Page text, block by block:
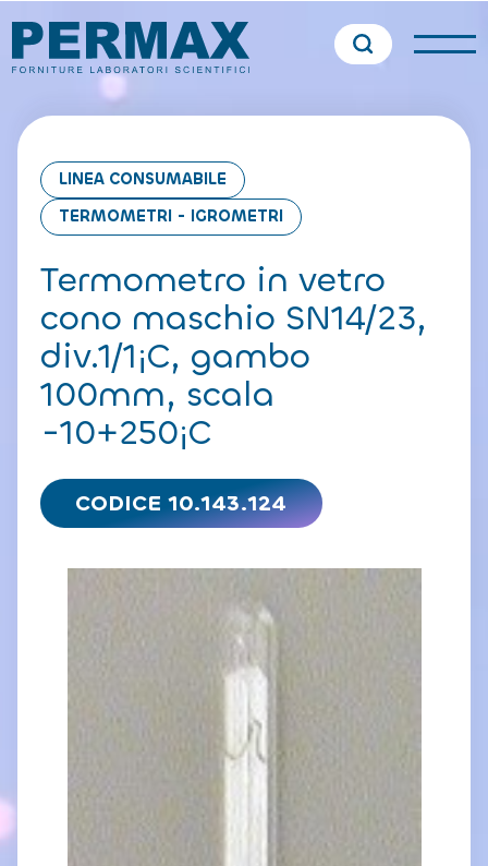
LINEA CONSUMABILE
TERMOMETRI - IGROMETRI
Termometro in vetro
cono maschio SN14/23,
div.1/1¡C, gambo
100mm, scala
-10+250¡C
CODICE 10.143.124